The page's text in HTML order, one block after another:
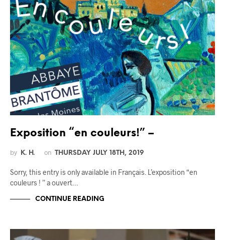
Exposition “en couleurs!” –
by K. H. on THURSDAY JULY 18TH, 2019
Sorry, this entry is only available in Français. L’exposition “en
couleurs ! ” a ouvert…
CONTINUE READING